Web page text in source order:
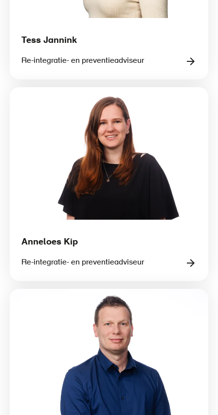
Tess Jannink
Re-integratie- en preventieadviseur
Anneloes Kip
Re-integratie- en preventieadviseur